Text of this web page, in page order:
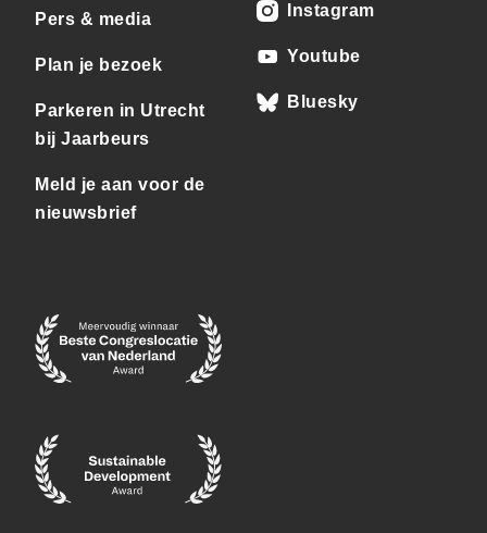
Pers & media
Plan je bezoek
Parkeren in Utrecht
bij Jaarbeurs
Meld je aan voor de
nieuwsbrief
Instagram
Youtube
Bluesky